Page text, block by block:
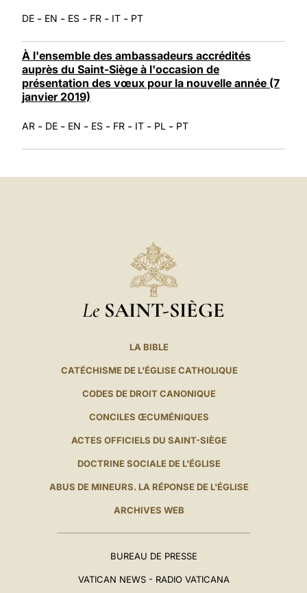
DE - EN - ES - FR - IT - PT
À l'ensemble des ambassadeurs accrédités
auprès du Saint-Siège à l'occasion de
présentation des vœux pour la nouvelle année (7
janvier 2019)
AR - DE - EN - ES - FR - IT - PL - PT
Le SAINT-SIÈGE
LA BIBLE
CATÉCHISME DE L'ÉGLISE CATHOLIQUE
CODES DE DROIT CANONIQUE
CONCILES ŒCUMÉNIQUES
ACTES OFFICIELS DU SAINT-SIÈGE
DOCTRINE SOCIALE DE L'ÉGLISE
ABUS DE MINEURS. LA RÉPONSE DE L'ÉGLISE
ARCHIVES WEB
BUREAU DE PRESSE
VATICAN NEWS - RADIO VATICANA